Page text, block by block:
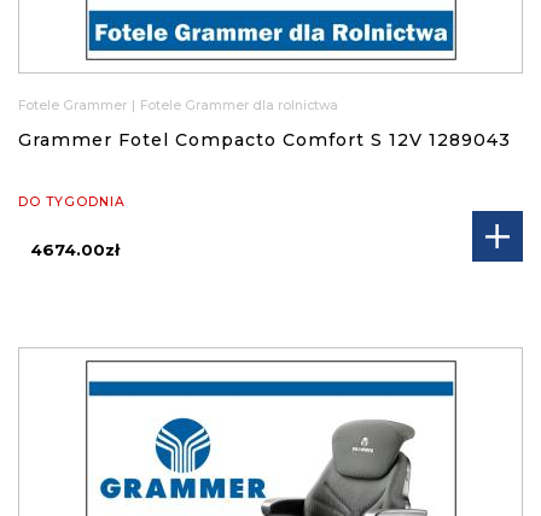
Fotele Grammer | Fotele Grammer dla rolnictwa
Grammer Fotel Compacto Comfort S 12V 1289043
DO TYGODNIA
4674.00zł